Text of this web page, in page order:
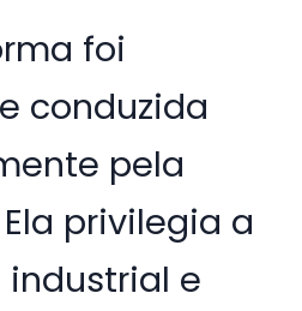
foi
conduzida
pela
privilegia a
e